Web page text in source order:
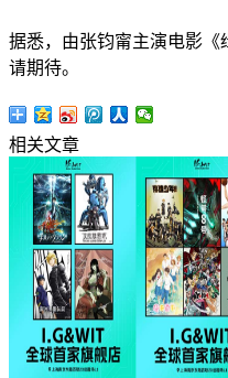
据悉，由张钧甯主演电影《
请期待。
相关文章